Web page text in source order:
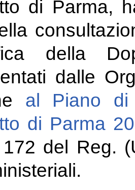
di Parma,
della
dalle
al Piano di
di Parma
172 del Reg.